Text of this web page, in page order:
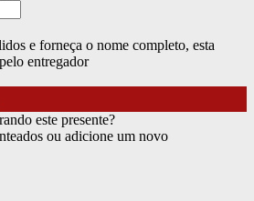
e forneça o nome completo, esta
entregador
este presente?
ou adicione um novo